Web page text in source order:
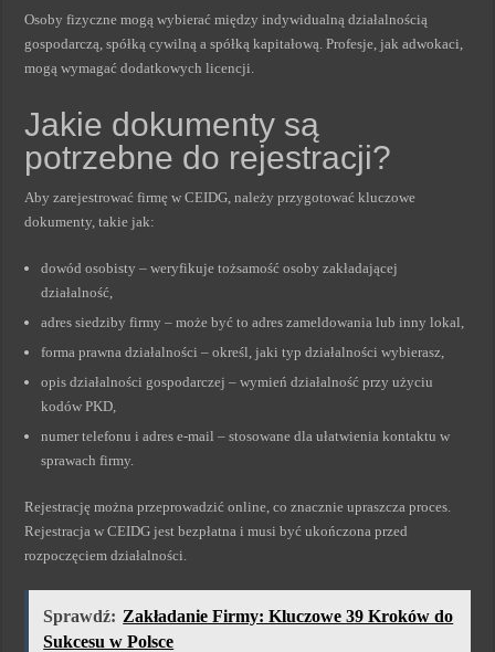
Osoby fizyczne mogą wybierać między indywidualną działalnością
gospodarczą, spółką cywilną a spółką kapitałową. Profesje, jak adwokaci,
mogą wymagać dodatkowych licencji.
Jakie dokumenty są
potrzebne do rejestracji?
Aby zarejestrować firmę w CEIDG, należy przygotować kluczowe
dokumenty, takie jak:
dowód osobisty – weryfikuje tożsamość osoby zakładającej
działalność,
adres siedziby firmy – może być to adres zameldowania lub inny lokal,
forma prawna działalności – określ, jaki typ działalności wybierasz,
opis działalności gospodarczej – wymień działalność przy użyciu
kodów PKD,
numer telefonu i adres e-mail – stosowane dla ułatwienia kontaktu w
sprawach firmy.
Rejestrację można przeprowadzić online, co znacznie upraszcza proces.
Rejestracja w CEIDG jest bezpłatna i musi być ukończona przed
rozpoczęciem działalności.
Sprawdź: Zakładanie Firmy: Kluczowe 39 Kroków do
Sukcesu w Polsce